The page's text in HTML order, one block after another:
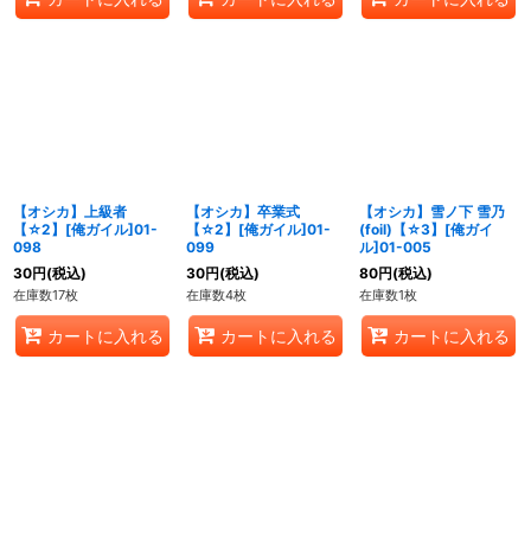
【オシカ】上級者
【☆2】[俺ガイル]01-
098
30円(税込)
在庫数17枚
カートに入れる
【オシカ】卒業式
【☆2】[俺ガイル]01-
099
30円(税込)
在庫数4枚
カートに入れる
【オシカ】雪ノ下 雪乃
(foil)【☆3】[俺ガイ
ル]01-005
80円(税込)
在庫数1枚
カートに入れる